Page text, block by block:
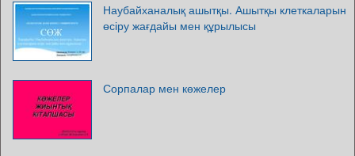
Наубайханалық ашытқы. Ашытқы клеткаларын
өсіру жағдайы мен құрылысы
Сорпалар мен көжелер